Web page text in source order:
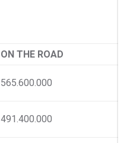
ON THE ROAD
565.600.000
491.400.000